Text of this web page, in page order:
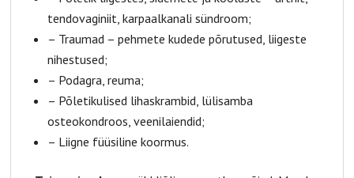
tendovaginiit, karpaalkanali sündroom;
– Traumad – pehmete kudede põrutused, liigeste
nihestused;
– Podagra, reuma;
– Põletikulised lihaskrambid, lülisamba
osteokondroos, veenilaiendid;
– Liigne füüsiline koormus.